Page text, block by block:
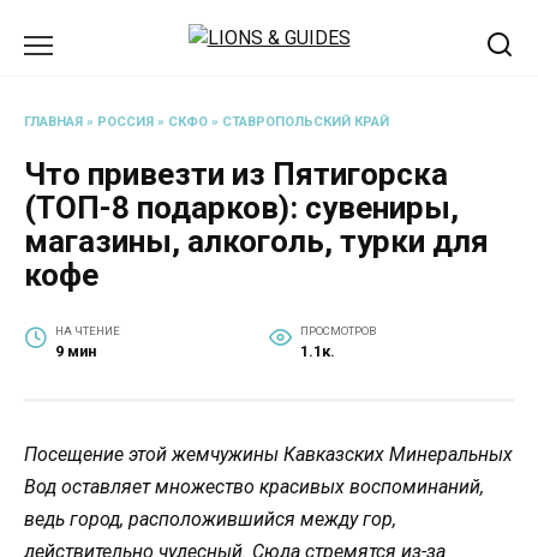
ГЛАВНАЯ » РОССИЯ » СКФО » СТАВРОПОЛЬСКИЙ КРАЙ
Что привезти из Пятигорска
(ТОП-8 подарков): сувениры,
магазины, алкоголь, турки для
кофе
НА ЧТЕНИЕ
9 мин
ПРОСМОТРОВ
1.1к.
Посещение этой жемчужины Кавказских Минеральных
Вод оставляет множество красивых воспоминаний,
ведь город, расположившийся между гор,
действительно чудесный. Сюда стремятся из-за